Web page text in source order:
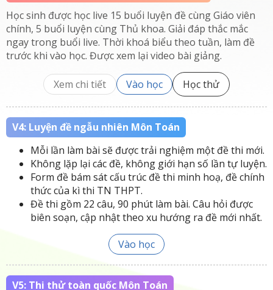
Học sinh được học live 15 buổi luyện đề cùng Giáo viên
chính, 5 buổi luyện cùng Thủ khoa. Giải đáp thắc mắc
ngay trong buổi live. Thời khoá biểu theo tuần, làm đề
trước khi vào học. Được xem lại video bài giảng.
Xem chi tiết Vào học Học thử
V4: Luyện đề ngẫu nhiên Môn Toán
Mỗi lần làm bài sẽ được trải nghiệm một đề thi mới.
Không lặp lại các đề, không giới hạn số lần tự luyện.
Form đề bám sát cấu trúc đề thi minh hoạ, đề chính
thức của kì thi TN THPT.
Đề thi gồm 22 câu, 90 phút làm bài. Câu hỏi được
biên soạn, cập nhật theo xu hướng ra đề mới nhất.
Vào học
V5: Thi thử toàn quốc Môn Toán